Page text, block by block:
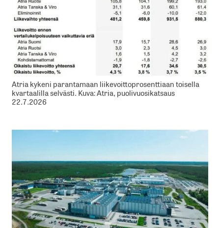
Atria kykeni parantamaan liikevoittoprosenttiaan toisella
kvartaalilla selvästi. Kuva: Atria, puolivuosikatsaus
22.7.2026